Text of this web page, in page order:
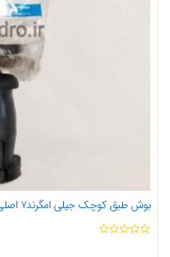
بوش طبق کوچک جیلی امگرند۷ اصلی